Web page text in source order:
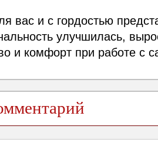
вас и с гордостью
улучшилась,
и комфорт при работе с